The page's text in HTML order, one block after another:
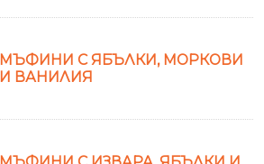
МЪФИНИ С ЯБЪЛКИ, МОРКОВИ
И ВАНИЛИЯ